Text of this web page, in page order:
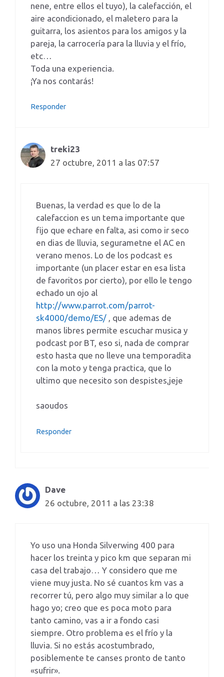
nene, entre ellos el tuyo), la calefacción, el
aire acondicionado, el maletero para la
guitarra, los asientos para los amigos y la
pareja, la carrocería para la lluvia y el frío,
etc…
Toda una experiencia.
¡Ya nos contarás!
Responder
treki23
27 octubre, 2011 a las 07:57
Buenas, la verdad es que lo de la
calefaccion es un tema importante que
fijo que echare en falta, asi como ir seco
en dias de lluvia, segurametne el AC en
verano menos. Lo de los podcast es
importante (un placer estar en esa lista
de favoritos por cierto), por ello le tengo
echado un ojo al
http://www.parrot.com/parrot-
sk4000/demo/ES/ , que ademas de
manos libres permite escuchar musica y
podcast por BT, eso si, nada de comprar
esto hasta que no lleve una temporadita
con la moto y tenga practica, que lo
ultimo que necesito son despistes,jeje
saoudos
Responder
Dave
26 octubre, 2011 a las 23:38
Yo uso una Honda Silverwing 400 para
hacer los treinta y pico km que separan mi
casa del trabajo… Y considero que me
viene muy justa. No sé cuantos km vas a
recorrer tú, pero algo muy similar a lo que
hago yo; creo que es poca moto para
tanto camino, vas a ir a fondo casi
siempre. Otro problema es el frío y la
lluvia. Si no estás acostumbrado,
posiblemente te canses pronto de tanto
«sufrir».